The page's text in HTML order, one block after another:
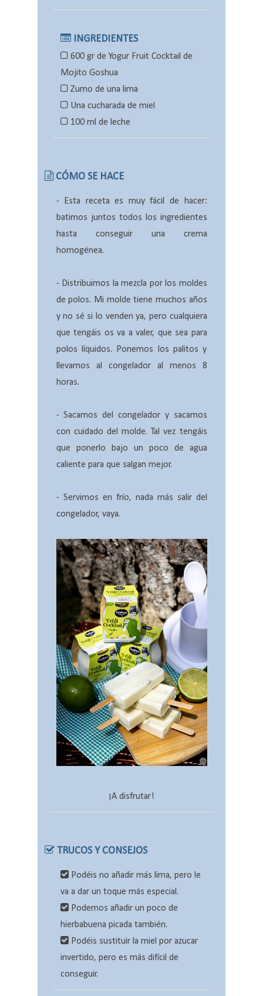
INGREDIENTES
600 gr de Yogur Fruit Cocktail de
Mojito Goshua
Zumo de una lima
Una cucharada de miel
100 ml de leche
CÓMO SE HACE
-
Esta receta es muy fácil de hacer:
batimos juntos todos los ingredientes
hasta conseguir una crema
homogénea.
- Distribuimos la mezcla por los moldes
de polos. Mi molde tiene muchos años
y no sé si lo venden ya, pero cualquiera
que tengáis os va a valer, que sea para
polos líquidos. Ponemos los palitos y
llevamos al congelador al menos 8
horas.
- Sacamos del congelador y sacamos
con cuidado del molde. Tal vez tengáis
que ponerlo bajo un poco de agua
caliente para que salgan mejor.
- Servimos en frío, nada más salir del
congelador, vaya.
¡A disfrutar!
TRUCOS Y CONSEJOS
Podéis no añadir más lima, pero le
va a dar un toque más especial.
Podemos añadir un poco de
hierbabuena picada también.
Podéis sustituir la miel por azucar
invertido, pero es más difícil de
conseguir.